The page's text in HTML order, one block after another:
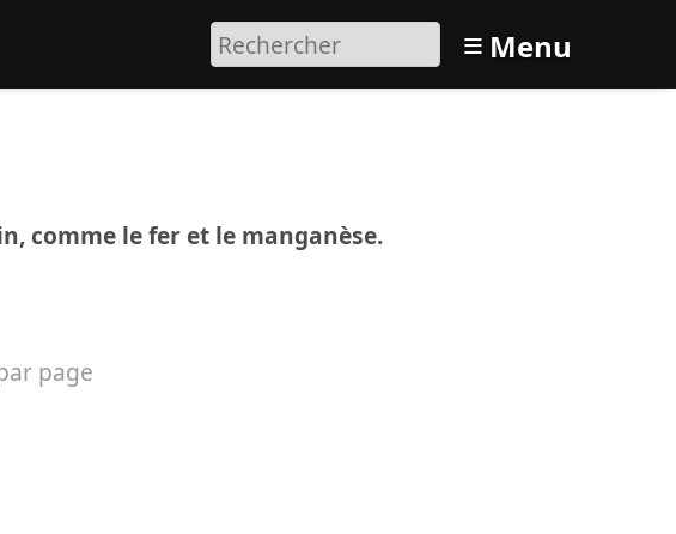
≡ Menu
comme le fer et le manganèse.
page